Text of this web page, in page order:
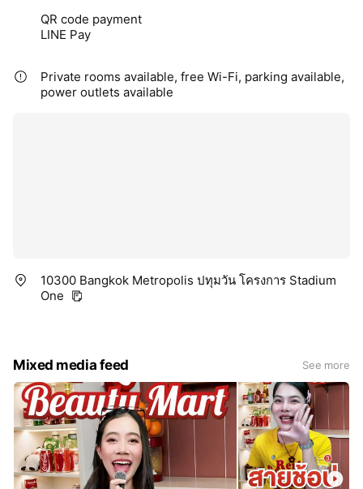
QR code payment
LINE Pay
Private rooms available, free Wi-Fi, parking available,
power outlets available
10300 Bangkok Metropolis ปทุมวัน โครงการ Stadium
One
Mixed media feed See more